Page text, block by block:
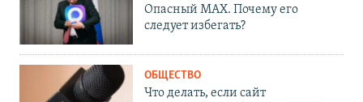
Опасный MAX. Почему его
следует избегать?
ОБЩЕСТВО
Что делать, если сайт